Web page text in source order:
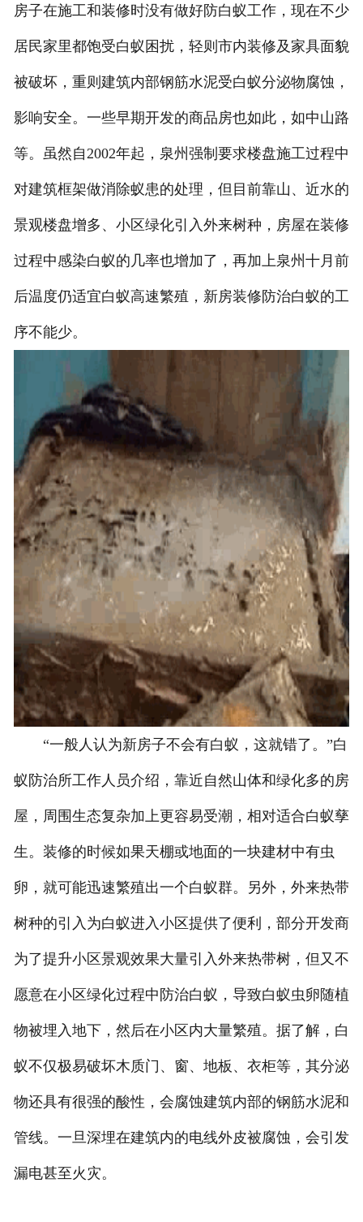
房子在施工和装修时没有做好防白蚁工作，现在不少
居民家里都饱受白蚁困扰，轻则市内装修及家具面貌
被破坏，重则建筑内部钢筋水泥受白蚁分泌物腐蚀，
影响安全。一些早期开发的商品房也如此，如中山路
等。虽然自2002年起，泉州强制要求楼盘施工过程中
对建筑框架做消除蚁患的处理，但目前靠山、近水的
景观楼盘增多、小区绿化引入外来树种，房屋在装修
过程中感染白蚁的几率也增加了，再加上泉州十月前
后温度仍适宜白蚁高速繁殖，新房装修防治白蚁的工
序不能少。
“一般人认为新房子不会有白蚁，这就错了。”白
蚁防治所工作人员介绍，靠近自然山体和绿化多的房
屋，周围生态复杂加上更容易受潮，相对适合白蚁孳
生。装修的时候如果天棚或地面的一块建材中有虫
卵，就可能迅速繁殖出一个白蚁群。另外，外来热带
树种的引入为白蚁进入小区提供了便利，部分开发商
为了提升小区景观效果大量引入外来热带树，但又不
愿意在小区绿化过程中防治白蚁，导致白蚁虫卵随植
物被埋入地下，然后在小区内大量繁殖。据了解，白
蚁不仅极易破坏木质门、窗、地板、衣柜等，其分泌
物还具有很强的酸性，会腐蚀建筑内部的钢筋水泥和
管线。一旦深埋在建筑内的电线外皮被腐蚀，会引发
漏电甚至火灾。